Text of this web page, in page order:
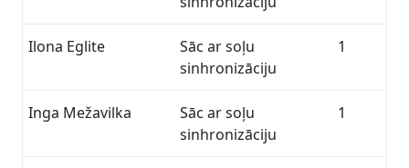
Ilona Eglite
Sāc ar soļu
sinhronizāciju
1
Inga Mežavilka
Sāc ar soļu
sinhronizāciju
1